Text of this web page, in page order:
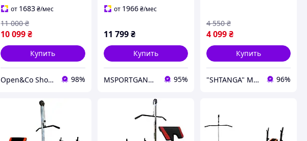
штанга и гантели 60 кг
от 1683₴/мес
10 099₴
11 000 ₴
Купить
Open&Co Shop l Товары с Европы 98%
комплект для
от 1966 ₴/мес
11 799 ₴
Купить
MSPORTGANTELI - інтернет магазин спортивних товарів 95%
комплект скамейка +
стойки под штагу
нагрузка до
4 099₴
4 550 ₴
Купить
"SHTANGA" МАГАЗИН СПОРТИВНЫХ ТОВАРОВ 96%